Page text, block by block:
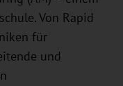
Von Rapid
für
und